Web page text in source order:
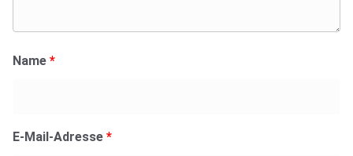
Name *
E-Mail-Adresse *